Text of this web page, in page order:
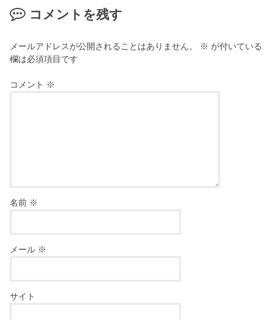
コメントを残す
メールアドレスが公開されることはありません。 ※ が付いている
欄は必須項目です
コメント ※
名前 ※
メール ※
サイト